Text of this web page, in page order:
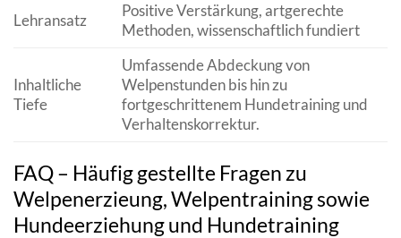
Lehransatz
Positive Verstärkung, artgerechte
Methoden, wissenschaftlich fundiert
Inhaltliche
Tiefe
Umfassende Abdeckung von
Welpenstunden bis hin zu
fortgeschrittenem Hundetraining und
Verhaltenskorrektur.
FAQ – Häufig gestellte Fragen zu
Welpenerzieung, Welpentraining sowie
Hundeerziehung und Hundetraining